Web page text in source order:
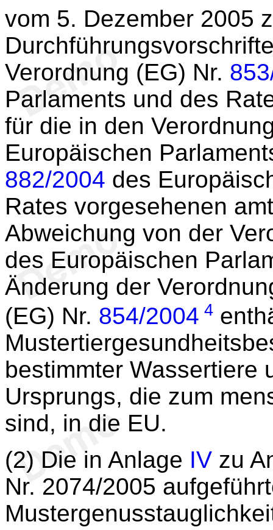
vom 5. Dezember 2005
Verordnung (EG) Nr.
Parlaments und des
für die in den
Europäischen
882/2004 des
Rates vorgesehenen
Abweichung von der
des Europäischen
Änderung der
(EG) Nr. 854/2004 4
bestimmter Wassertiere
Ursprungs, die zum
sind, in die EU.
(2) Die in Anlage IV zu
Nr. 2074/2005